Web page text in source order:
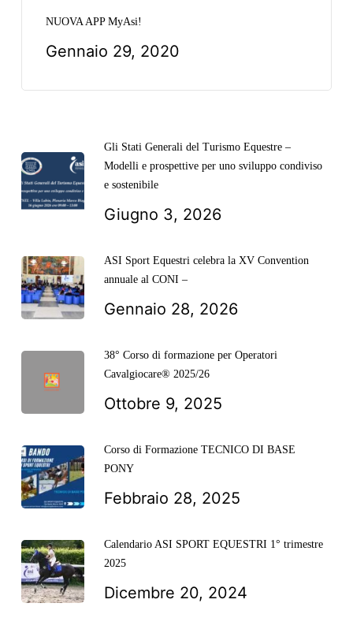
NUOVA APP MyAsi!
Gennaio 29, 2020
Gli Stati Generali del Turismo Equestre –
Modelli e prospettive per uno sviluppo condiviso
e sostenibile
Giugno 3, 2026
ASI Sport Equestri celebra la XV Convention
annuale al CONI –
Gennaio 28, 2026
38° Corso di formazione per Operatori
Cavalgiocare® 2025/26
Ottobre 9, 2025
Corso di Formazione TECNICO DI BASE
PONY
Febbraio 28, 2025
Calendario ASI SPORT EQUESTRI 1° trimestre
2025
Dicembre 20, 2024